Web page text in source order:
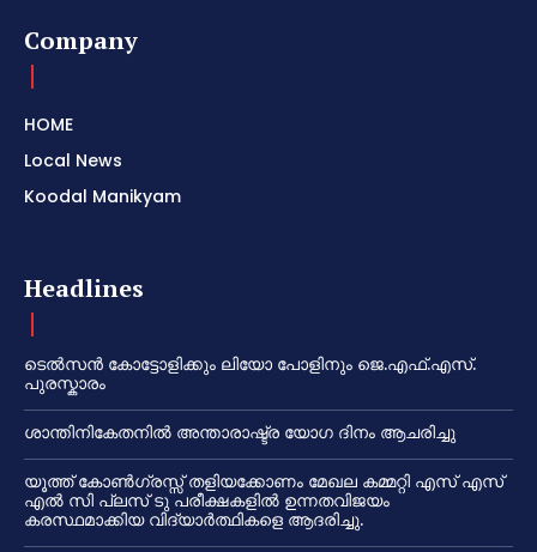
Company
HOME
Local News
Koodal Manikyam
Headlines
ടെൽസൻ കോട്ടോളിക്കും ലിയോ പോളിനും ജെ.എഫ്.എസ്.
പുരസ്കാരം
ശാന്തിനികേതനിൽ അന്താരാഷ്ട്ര യോഗ ദിനം ആചരിച്ചു
യൂത്ത് കോൺഗ്രസ്സ് തളിയക്കോണം മേഖല കമ്മറ്റി എസ് എസ്
എൽ സി പ്ലസ് ടു പരീക്ഷകളിൽ ഉന്നതവിജയം
കരസ്ഥമാക്കിയ വിദ്യാർത്ഥികളെ ആദരിച്ചു.